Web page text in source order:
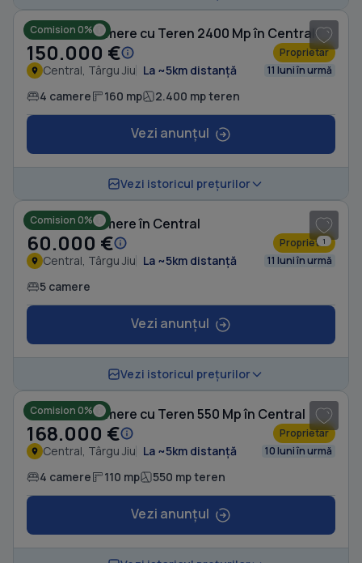
Comision 0%
Casă cu 4 camere cu Teren 2400 Mp în Central
150.000 € Proprietar
Central, Târgu Jiu La ~5km distanță 11 luni în urmă
4 camere 160 mp 2.400 mp teren
Vezi anunțul
Vezi istoricul prețurilor
1
Comision 0%
Casă cu 5 camere în Central
60.000 € Proprietar
Central, Târgu Jiu La ~5km distanță 11 luni în urmă
5 camere
Vezi anunțul
Vezi istoricul prețurilor
Comision 0%
Casă cu 4 camere cu Teren 550 Mp în Central
168.000 € Proprietar
Central, Târgu Jiu La ~5km distanță 10 luni în urmă
4 camere 110 mp 550 mp teren
Vezi anunțul